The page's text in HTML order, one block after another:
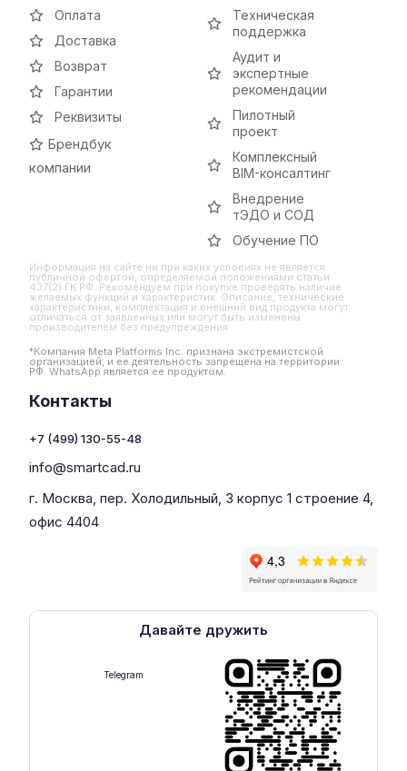
Оплата
Доставка
Возврат
Гарантии
Реквизиты
Брендбук
компании
Техническая
поддержка
Аудит и
экспертные
рекомендации
Пилотный
проект
Комплексный
BIM-консалтинг
Внедрение
тЭДО и СОД
Обучение ПО
Информация на сайте ни при каких условиях не является
публичной офертой, определяемой положениями статьи
437(2) ГК РФ. Рекомендуем при покупке проверять наличие
желаемых функций и характеристик. Описание, технические
характеристики, комплектация и внешний вид продукта могут
отличаться от заявленных или могут быть изменены
производителем без предупреждения
*Компания Meta Platforms Inc. признана экстремистской
организацией, и ее деятельность запрещена на территории
РФ. WhatsApp является ее продуктом.
Контакты
+7 (499) 130-55-48
info@smartcad.ru
г. Москва, пер. Холодильный, 3 корпус 1 строение 4,
офис 4404
Давайте дружить
Telegram